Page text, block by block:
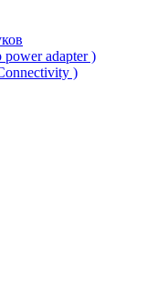
adapter )
)